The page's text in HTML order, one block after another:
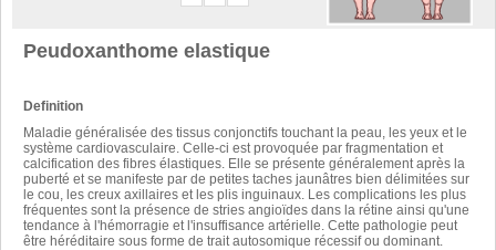
Peudoxanthome elastique
Definition
Maladie généralisée des tissus conjonctifs touchant la peau, les yeux et le
système cardiovasculaire. Celle-ci est provoquée par fragmentation et
calcification des fibres élastiques. Elle se présente généralement après la
puberté et se manifeste par de petites taches jaunâtres bien délimitées sur
le cou, les creux axillaires et les plis inguinaux. Les complications les plus
fréquentes sont la présence de stries angioïdes dans la rétine ainsi qu'une
tendance à l'hémorragie et l'insuffisance artérielle. Cette pathologie peut
être héréditaire sous forme de trait autosomique récessif ou dominant.